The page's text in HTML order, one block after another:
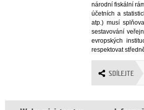
národní fiskální
účetních a
atp.) musí
sestavování
evropských
respektovat
SDÍLEJTE